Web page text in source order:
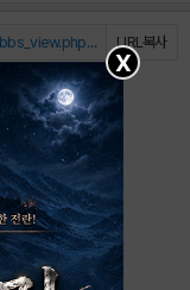
URL복사
https://m.hungryapp.co.kr/bbs/bbs_view.php?durl=Y...
X